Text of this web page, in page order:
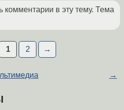
комментарии в эту тему. Тема
1 2 →
→